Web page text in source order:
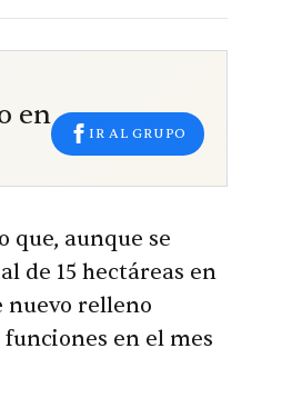
en
IR AL GRUPO
que, aunque se
de 15 hectáreas en
nuevo relleno
en el mes